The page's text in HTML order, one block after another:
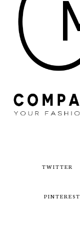
TWITTER
PINTEREST